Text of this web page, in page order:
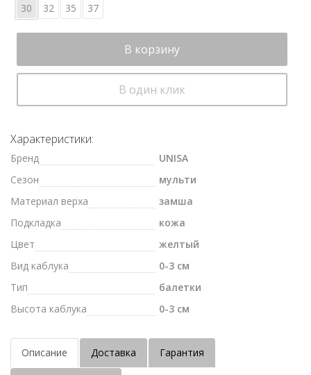
30
32 35 37
В корзину
В один клик
Характеристики:
Бренд
UNISA
Сезон
мульти
Материал верха
замша
Подкладка
кожа
Цвет
желтый
Вид каблука
0-3 см
Тип
балетки
Высота каблука
0-3 см
Описание Доставка Гарантия